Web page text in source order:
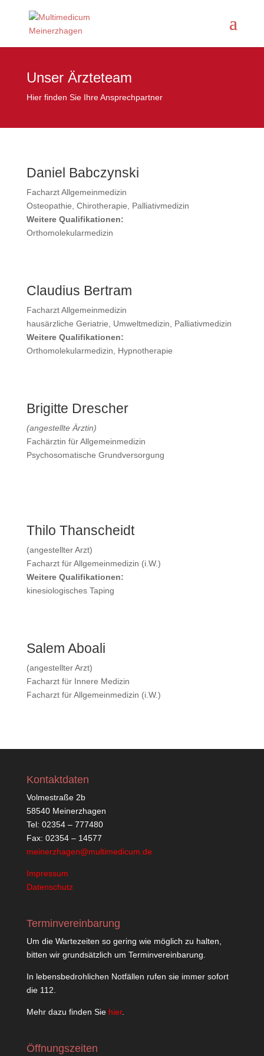
Unser Ärzteteam
Hier finden Sie Ihre Ansprechpartner
Daniel Babczynski
Facharzt Allgemeinmedizin
Osteopathie, Chirotherapie, Palliativmedizin
Weitere Qualifikationen:
Orthomolekularmedizin
Claudius Bertram
Facharzt Allgemeinmedizin
hausärzliche Geriatrie, Umweltmedizin, Palliativmedizin
Weitere Qualifikationen:
Orthomolekularmedizin, Hypnotherapie
Brigitte Drescher
(angestellte Ärztin)
Fachärztin für Allgemeinmedizin
Psychosomatische Grundversorgung
Thilo Thanscheidt
(angestellter Arzt)
Facharzt für Allgemeinmedizin (i.W.)
Weitere Qualifikationen:
kinesiologisches Taping
Salem Aboali
(angestellter Arzt)
Facharzt für Innere Medizin
Facharzt für Allgemeinmedizin (i.W.)
Kontaktdaten
Volmestraße 2b
58540 Meinerzhagen
Tel: 02354 – 777480
Fax: 02354 – 14577
meinerzhagen@multimedicum.de
Impressum
Datenschutz
Terminvereinbarung
Um die Wartezeiten so gering wie möglich zu halten,
bitten wir grundsätzlich um Terminvereinbarung.
In lebensbedrohlichen Notfällen rufen sie immer sofort
die 112.
Mehr dazu finden Sie hier.
Öffnungszeiten